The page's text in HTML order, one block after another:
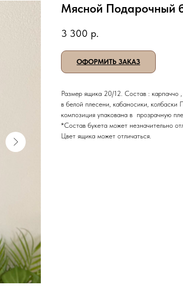
Мясной Подарочный
3 300 р.
ОФОРМИТЬ ЗАКАЗ
Размер ящика 20/12. Состав : карпаччо
в белой плесени, кабаносики,
композиция упакована в прозрачную
*Состав букета может незначительно
Цвет ящика может отличаться.